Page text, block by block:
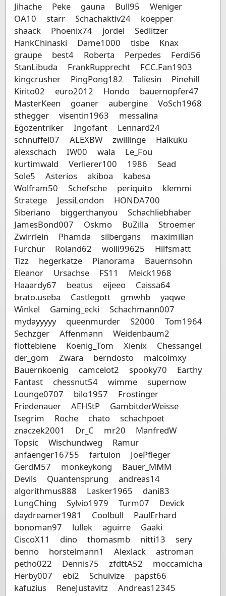
Jihache Peke gauna Bull95
Weniger
OA10
starr Schachaktiv24
koepper
shaack
Phoenix74 jordel
Sedlitzer
HankChinaski
Dame1000 tisbe
Knax
graupe
best4 Roberta Perpedes
Ferdi56
StanLibuda
FrankRupprecht
FCC.Fan1903
kingcrusher
PingPong182 Taliesin
Pinehill
Kirito02
euro2012 Hondo
bauernopfer47
MasterKeen
goaner aubergine
VoSch1968
sthegger
visentin1963
messalina
Egozentriker
Ingofant
Lennard24
schnuffel07
ALEXBW zwillinge
Haikuku
alexschach
IW00 wala
Le_Fou
kurtimwald
Verlierer100 1986
Sead
Sole5
Asterios akiboa
kabesa
Wolfram50
Schefsche periquito
klemmi
Stratege
JessiLondon
HONDA700
Siberiano
biggerthanyou
Schachliebhaber
JamesBond007
Oskmo BuZilla
Stroemer
Zwirrlein
Phamda silbergans
maximilian
Furchur
Roland62 wolli99625
Hilfsmatt
Tizz
hegerkatze Pianorama
Bauernsohn
Eleanor
Ursachse FS11
Meick1968
Haaardy67
beatus eijeeo
Caissa64
brato.useba
Castlegott gmwhb
yaqwe
Winkel
Gaming_ecki
Schachmann007
mydayyyyy
queenmurder S2000
Tom1964
Sechzger
Affenmann
Weidenbaum2
flottebiene
Koenig_Tom Xienix
Chessangel
der_gom
Zwara berndosto
malcolmxy
Bauernkoenig
camcelot2 spooky70
Earthy
Fantast
chessnut54 wimme
supernow
Lounge0707
bilo1957
Frostinger
Friedenauer
AEHStP
GambitderWeisse
Isegrim
Roche chato
schachpoet
znaczek2001
Dr_C mr20
ManfredW
Topsic
Wischundweg
Ramur
anfaenger16755
fartulon
JoePfleger
GerdM57
monkeykong
Bauer_MMM
Devils
Quantensprung
andreas14
algorithmus888
Lasker1965
dani83
LungChing
Sylvio1979 Turm07
Devick
daydreamer1981
Coolbull
PaulErhard
bonoman97
lullek aguirre
Gaaki
CiscoX11
dino thomasmb nitti13
sery
benno
horstelmann1 Alexlack
astroman
petho022
Dennis75 zfdttA52
moccamicha
Herby007
ebi2 Schulvize
papst66
kafuzius
ReneJustavitz
Andreas12345